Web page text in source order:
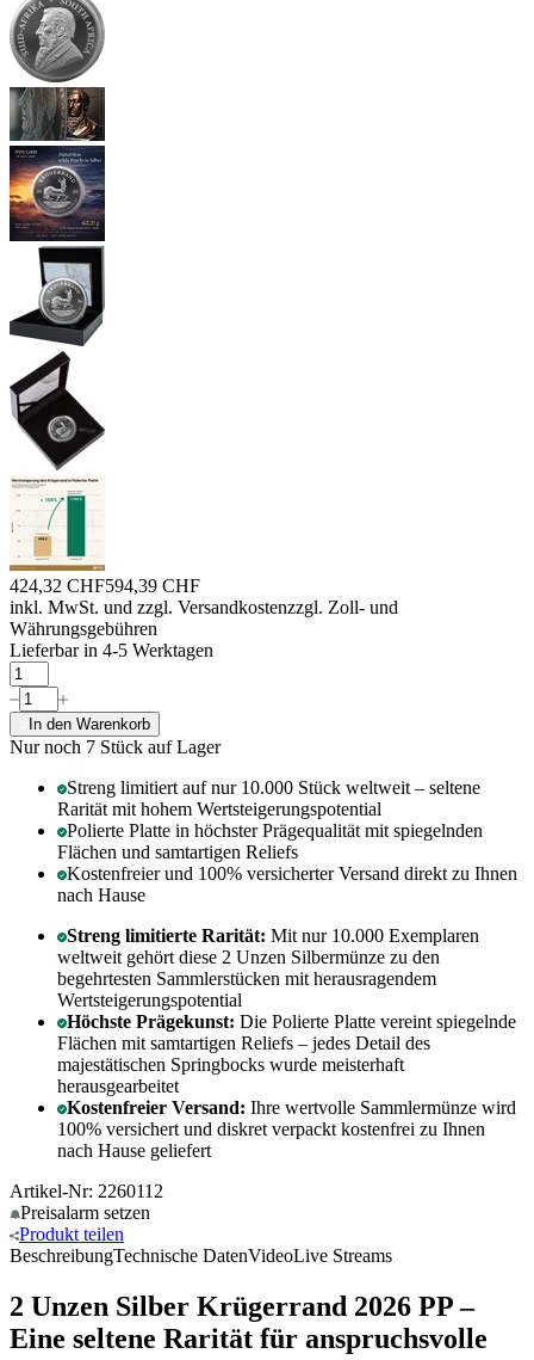
424,32 CHF594,39 CHF
inkl. MwSt. und zzgl. Versandkostenzzgl. Zoll- und
Währungsgebühren
Lieferbar in 4-5 Werktagen
In den Warenkorb
Nur noch 7 Stück auf Lager
Streng limitiert auf nur 10.000 Stück weltweit – seltene
Rarität mit hohem Wertsteigerungspotential
Polierte Platte in höchster Prägequalität mit spiegelnden
Flächen und samtartigen Reliefs
Kostenfreier und 100% versicherter Versand direkt zu Ihnen
nach Hause
Streng limitierte Rarität: Mit nur 10.000 Exemplaren
weltweit gehört diese 2 Unzen Silbermünze zu den
begehrtesten Sammlerstücken mit herausragendem
Wertsteigerungspotential
Höchste Prägekunst: Die Polierte Platte vereint spiegelnde
Flächen mit samtartigen Reliefs – jedes Detail des
majestätischen Springbocks wurde meisterhaft
herausgearbeitet
Kostenfreier Versand: Ihre wertvolle Sammlermünze wird
100% versichert und diskret verpackt kostenfrei zu Ihnen
nach Hause geliefert
Artikel-Nr: 2260112
Preisalarm setzen
Produkt teilen
BeschreibungTechnische DatenVideoLive Streams
2 Unzen Silber Krügerrand 2026 PP –
Eine seltene Rarität für anspruchsvolle